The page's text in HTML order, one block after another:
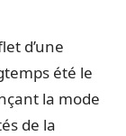
d’une
été le
la mode
de la